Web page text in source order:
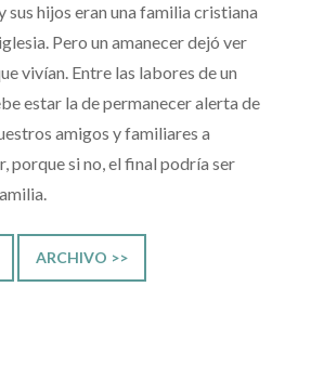
sus hijos eran una familia cristiana
Pero un amanecer dejó ver
vivían. Entre las labores de un
estar la de permanecer alerta de
amigos y familiares a
porque si no, el final podría ser
ARCHIVO >>